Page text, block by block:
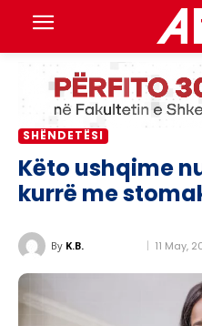
SHËNDETËSI
Këto ushqime
kurrë me
By K.B. 11 May,